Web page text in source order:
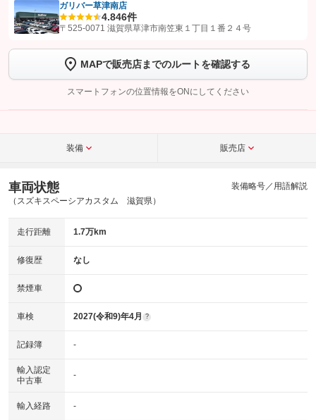
【STEP1】認証画面でグーネットを友だち追加してから「許可する」ボタンを押
トーク画面で
ボタンをタップして問い合わせを
完了してください。
こちら
ガリバー草津南店
4.846件
〒525-0071 滋賀県草津市南笠東１丁目１番２４号
MAPで販売店までのルートを確認する
スマートフォンの位置情報をONにしてください
装備 販売店
車両状態
（スズキスペーシアカスタム 滋賀県）
装備略号／用語解説
走行距離 1.7万km
修復歴 なし
禁煙車
車検 2027(令和9)年4月 ?
記録簿 -
輸入認定
中古車
-
輸入経路 -